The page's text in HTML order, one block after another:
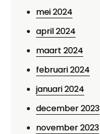
mei 2024
april 2024
maart 2024
februari 2024
januari 2024
december 2023
november 2023